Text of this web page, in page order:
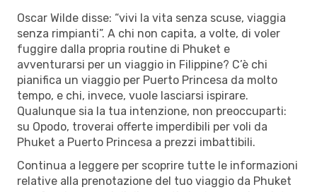
Oscar Wilde disse: “vivi la vita senza scuse, viaggia
senza rimpianti”. A chi non capita, a volte, di voler
fuggire dalla propria routine di Phuket e
avventurarsi per un viaggio in Filippine? C’è chi
pianifica un viaggio per Puerto Princesa da molto
tempo, e chi, invece, vuole lasciarsi ispirare.
Qualunque sia la tua intenzione, non preoccuparti:
su Opodo, troverai offerte imperdibili per voli da
Phuket a Puerto Princesa a prezzi imbattibili.
Continua a leggere per scoprire tutte le informazioni
relative alla prenotazione del tuo viaggio da Phuket